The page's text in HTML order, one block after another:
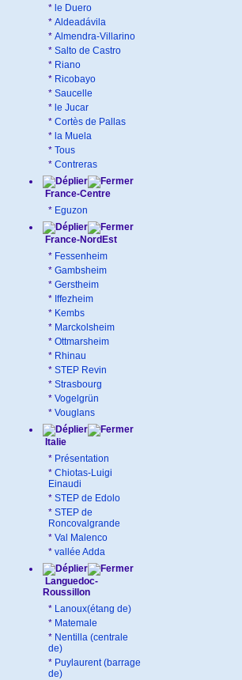
* le Duero
* Aldeadávila
* Almendra-Villarino
* Salto de Castro
* Riano
* Ricobayo
* Saucelle
* le Jucar
* Cortès de Pallas
* la Muela
* Tous
* Contreras
France-Centre
* Eguzon
France-NordEst
* Fessenheim
* Gambsheim
* Gerstheim
* Iffezheim
* Kembs
* Marckolsheim
* Ottmarsheim
* Rhinau
* STEP Revin
* Strasbourg
* Vogelgrün
* Vouglans
Italie
* Présentation
* Chiotas-Luigi
Einaudi
* STEP de Edolo
* STEP de
Roncovalgrande
* Val Malenco
* vallée Adda
Languedoc-
Roussillon
* Lanoux(étang de)
* Matemale
* Nentilla (centrale
de)
* Puylaurent (barrage
de)